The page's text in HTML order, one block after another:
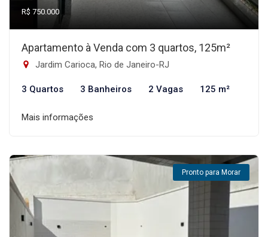
R$ 750.000
Apartamento à Venda com 3 quartos, 125m²
Jardim Carioca, Rio de Janeiro-RJ
3 Quartos 3 Banheiros 2 Vagas 125 m²
Mais informações
Pronto para Morar